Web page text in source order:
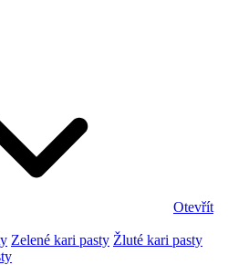
Otevřít
Zelené kari pasty Žluté kari pasty